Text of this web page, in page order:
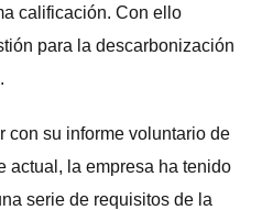
calificación. Con ello
para la descarbonización
con su informe voluntario de
actual, la empresa ha tenido
serie de requisitos de la